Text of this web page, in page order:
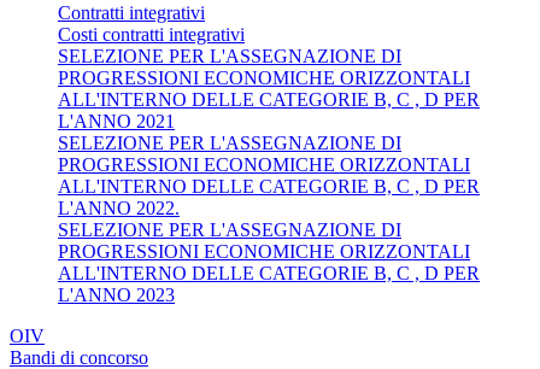
Contratti integrativi
Costi contratti integrativi
SELEZIONE PER L'ASSEGNAZIONE DI
PROGRESSIONI ECONOMICHE ORIZZONTALI
ALL'INTERNO DELLE CATEGORIE B, C , D PER
L'ANNO 2021
SELEZIONE PER L'ASSEGNAZIONE DI
PROGRESSIONI ECONOMICHE ORIZZONTALI
ALL'INTERNO DELLE CATEGORIE B, C , D PER
L'ANNO 2022.
SELEZIONE PER L'ASSEGNAZIONE DI
PROGRESSIONI ECONOMICHE ORIZZONTALI
ALL'INTERNO DELLE CATEGORIE B, C , D PER
L'ANNO 2023
OIV
Bandi di concorso